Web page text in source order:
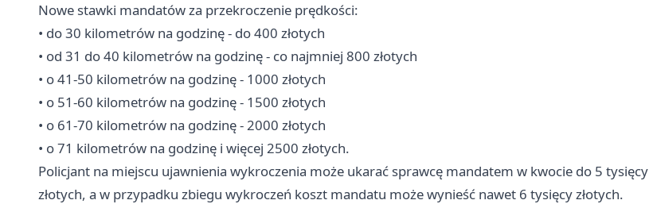
Nowe stawki mandatów za przekroczenie prędkości:
• do 30 kilometrów na godzinę - do 400 złotych
• od 31 do 40 kilometrów na godzinę - co najmniej 800 złotych
• o 41-50 kilometrów na godzinę - 1000 złotych
• o 51-60 kilometrów na godzinę - 1500 złotych
• o 61-70 kilometrów na godzinę - 2000 złotych
• o 71 kilometrów na godzinę i więcej 2500 złotych.
Policjant na miejscu ujawnienia wykroczenia może ukarać sprawcę mandatem w kwocie do 5 tysięcy
złotych, a w przypadku zbiegu wykroczeń koszt mandatu może wynieść nawet 6 tysięcy złotych.